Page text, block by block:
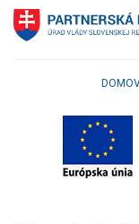
Klávesové
skratky
Skočiť